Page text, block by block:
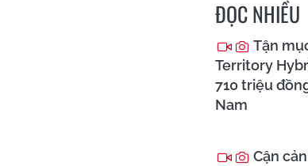
ĐỌC NHIỀU
Tận
Territory
710 triệu
Nam
Cận